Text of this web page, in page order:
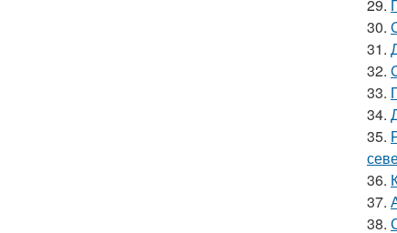
29.
30.
31.
32.
33.
34.
35.
36.
37.
38.